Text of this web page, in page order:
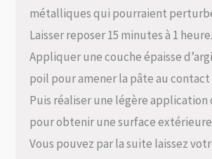
métalliques qui pourraient
Laisser reposer 15 minutes à 1 heure.
Appliquer une couche épaisse
poil pour amener la pâte au contact
Puis réaliser une légère application
pour obtenir une surface extérieure
Vous pouvez par la suite laissez